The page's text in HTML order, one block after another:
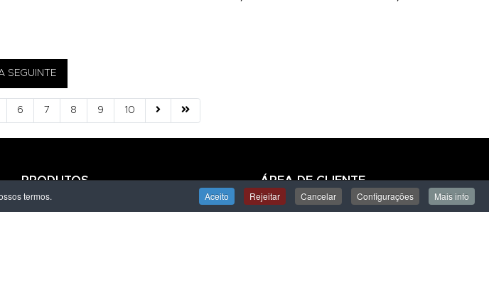
SEGUINTE
6 7 8 9 10
PRODUTOS ÁREA DE CLIENTE
termos. Aceito Rejeitar Cancelar Configurações Mais info